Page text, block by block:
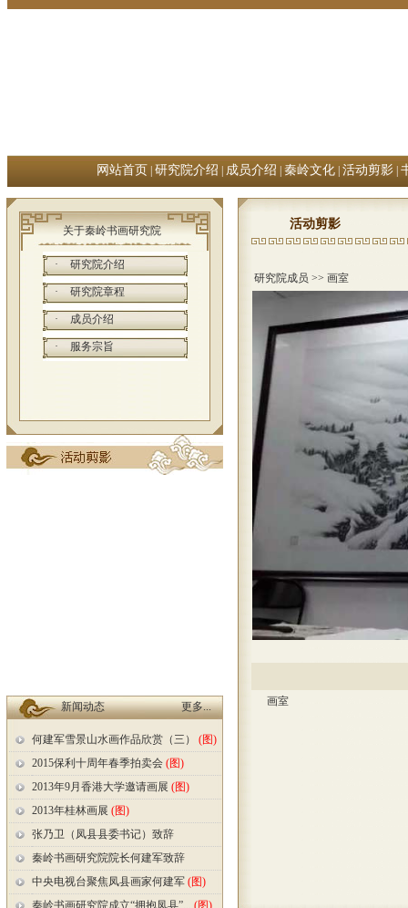
网站首页 研究院介绍 成员介绍 秦岭文化 活动剪影
关于秦岭书画研究院
· 研究院介绍
· 研究院章程
· 成员介绍
· 服务宗旨
新闻动态 更多...
何建军雪景山水画作品欣赏（三）
(图)
2015保利十周年春季拍卖会 (图)
2013年9月香港大学邀请画展 (图)
2013年桂林画展 (图)
张乃卫（凤县县委书记）致辞
秦岭书画研究院院长何建军致辞
中央电视台聚焦凤县画家何建军 (图)
秦岭书画研究院成立“拥抱凤县”... (图)
活动剪影
研究院成员 >> 画室
画室